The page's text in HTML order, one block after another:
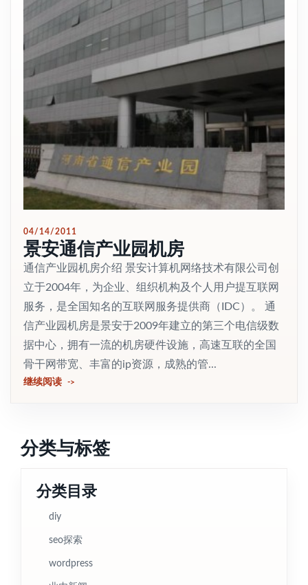
04/14/2011
景安通信产业园机房
通信产业园机房介绍 景安计算机网络技术有限公司创
立于2004年，为企业、组织机构及个人用户提互联网
服务，是全国知名的互联网服务提供商（IDC）。 通
信产业园机房是景安于2009年建立的第三个电信级数
据中心，拥有一流的机房硬件设施，高速互联的全国
骨干网带宽、丰富的ip资源，成熟的管...
继续阅读
分类与标签
分类目录
diy
seo探索
wordpress